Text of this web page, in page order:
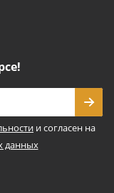
и согласен на
данных